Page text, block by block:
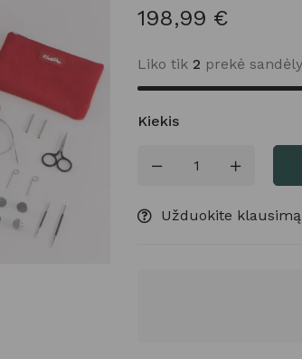
198,99 €
Liko tik2 prekė
Kiekis
Užduokite klausimą